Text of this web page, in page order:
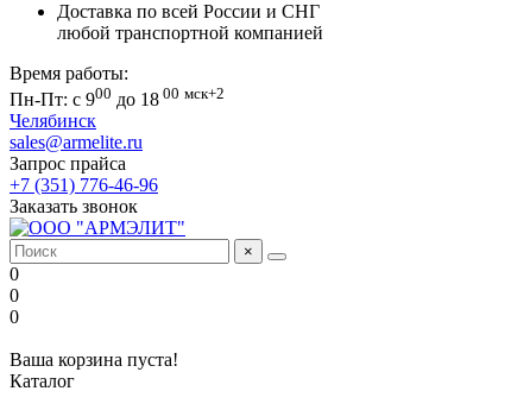
Доставка по всей России и СНГ
любой транспортной компанией
Время работы:
Пн-Пт: с 900 до 18 00 мск+2
Челябинск
sales@armelite.ru
Запрос прайса
+7 (351) 776-46-96
Заказать звонок
×
0
0
0
Ваша корзина пуста!
Каталог